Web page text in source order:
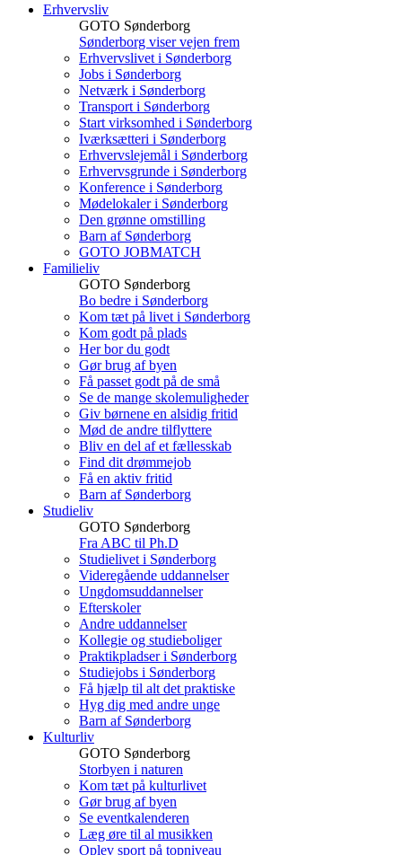
Erhvervsliv
GOTO Sønderborg
Sønderborg viser vejen frem
Erhvervslivet i Sønderborg
Jobs i Sønderborg
Netværk i Sønderborg
Transport i Sønderborg
Start virksomhed i Sønderborg
Iværksætteri i Sønderborg
Erhvervslejemål i Sønderborg
Erhvervsgrunde i Sønderborg
Konference i Sønderborg
Mødelokaler i Sønderborg
Den grønne omstilling
Barn af Sønderborg
GOTO JOBMATCH
Familieliv
GOTO Sønderborg
Bo bedre i Sønderborg
Kom tæt på livet i Sønderborg
Kom godt på plads
Her bor du godt
Gør brug af byen
Få passet godt på de små
Se de mange skolemuligheder
Giv børnene en alsidig fritid
Mød de andre tilflyttere
Bliv en del af et fællesskab
Find dit drømmejob
Få en aktiv fritid
Barn af Sønderborg
Studieliv
GOTO Sønderborg
Fra ABC til Ph.D
Studielivet i Sønderborg
Videregående uddannelser
Ungdomsuddannelser
Efterskoler
Andre uddannelser
Kollegie og studieboliger
Praktikpladser i Sønderborg
Studiejobs i Sønderborg
Få hjælp til alt det praktiske
Hyg dig med andre unge
Barn af Sønderborg
Kulturliv
GOTO Sønderborg
Storbyen i naturen
Kom tæt på kulturlivet
Gør brug af byen
Se eventkalenderen
Læg øre til al musikken
Oplev sport på topniveau